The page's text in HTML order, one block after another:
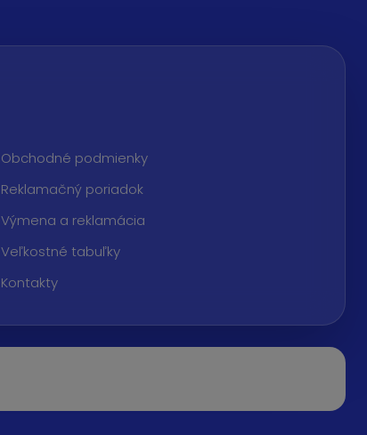
Obchodné podmienky
Reklamačný poriadok
Výmena a reklamácia
Veľkostné tabuľky
Kontakty